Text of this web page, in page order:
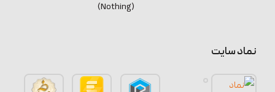
(Nothing)
نماد سایت